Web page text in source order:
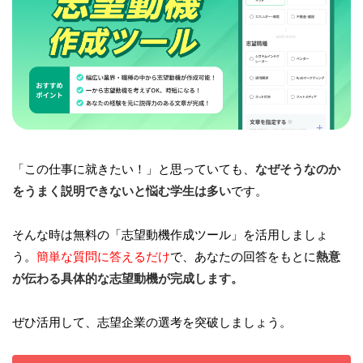
「この仕事に就きたい！」と思っていても、 なぜそうなのか
をうまく説明できないと悩む学生は多いです。
そんな時は無料の「志望動機作成ツール」を活用しましょ
う。 簡単な質問に答えるだけで、あなたの回答をもとに熱意
が伝わる具体的な志望動機が完成します。
ぜひ活用して、志望企業の選考を突破しましょう。